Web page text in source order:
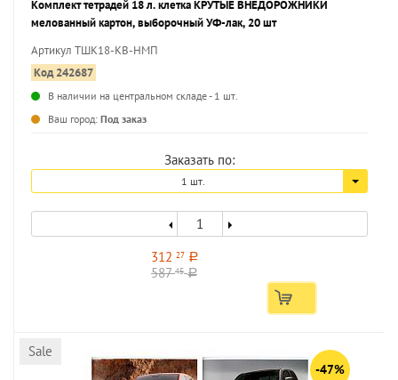
Комплект тетрадей 18 л. клетка КРУТЫЕ ВНЕДОРОЖНИКИ
мелованный картон, выборочный УФ-лак, 20 шт
Артикул ТШК18-КВ-НМП
Код 242687
В наличии на центральном складе - 1 шт.
Ваш город: Под заказ
Заказать по:
1 шт.
312 27 a
58745 a
Sale
-47%